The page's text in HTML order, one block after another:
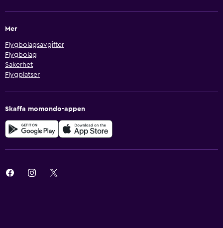
Mer
Flygbolagsavgifter
Flygbolag
Säkerhet
Flygplatser
Skaffa momondo-appen